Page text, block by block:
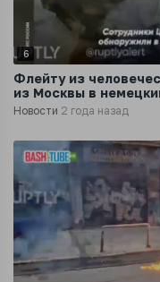
6
Флейту из
из Москвы в
Новости 2 года назад